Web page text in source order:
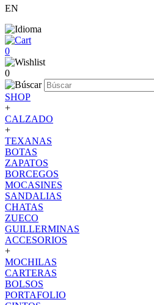
EN
0
0
SHOP
+
CALZADO
+
TEXANAS
BOTAS
ZAPATOS
BORCEGOS
MOCASINES
SANDALIAS
CHATAS
ZUECO
GUILLERMINAS
ACCESORIOS
+
MOCHILAS
CARTERAS
BOLSOS
PORTAFOLIO